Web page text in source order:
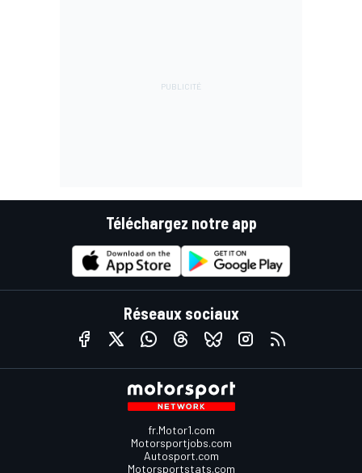
Téléchargez notre app
Réseaux sociaux
fr.Motor1.com
Motorsportjobs.com
Autosport.com
Motorsportstats.com